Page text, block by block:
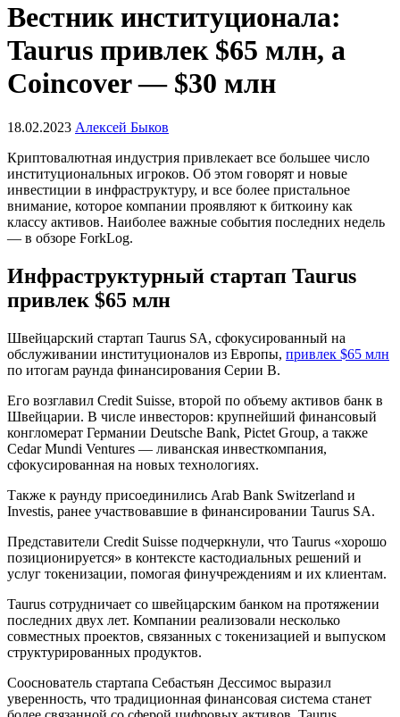
Вестник институционала:
Taurus привлек $65 млн, а
Coincover — $30 млн
18.02.2023 Алексей Быков
Криптовалютная индустрия привлекает все большее число
институциональных игроков. Об этом говорят и новые
инвестиции в инфраструктуру, и все более пристальное
внимание, которое компании проявляют к биткоину как
классу активов. Наиболее важные события последних недель
— в обзоре ForkLog.
Инфраструктурный стартап Taurus
привлек $65 млн
Швейцарский стартап Taurus SA, сфокусированный на
обслуживании институционалов из Европы, привлек $65 млн
по итогам раунда финансирования Серии В.
Его возглавил Credit Suisse, второй по объему активов банк в
Швейцарии. В числе инвесторов: крупнейший финансовый
конгломерат Германии Deutsche Bank, Pictet Group, а также
Cedar Mundi Ventures — ливанская инвесткомпания,
сфокусированная на новых технологиях.
Также к раунду присоединились Arab Bank Switzerland и
Investis, ранее участвовавшие в финансировании Taurus SA.
Представители Credit Suisse подчеркнули, что Taurus «хорошо
позиционируется» в контексте кастодиальных решений и
услуг токенизации, помогая финучреждениям и их клиентам.
Taurus сотрудничает со швейцарским банком на протяжении
последних двух лет. Компании реализовали несколько
совместных проектов, связанных с токенизацией и выпуском
структурированных продуктов.
Сооснователь стартапа Себастьян Дессимос выразил
уверенность, что традиционная финансовая система станет